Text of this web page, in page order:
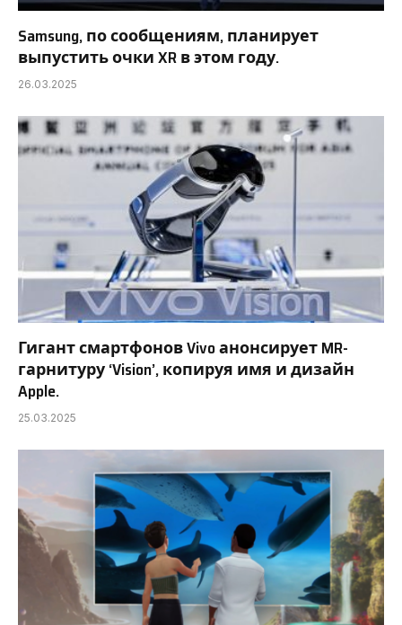
Samsung, по сообщениям, планирует
выпустить очки XR в этом году.
26.03.2025
Гигант смартфонов Vivo анонсирует MR-
гарнитуру ‘Vision’, копируя имя и дизайн
Apple.
25.03.2025